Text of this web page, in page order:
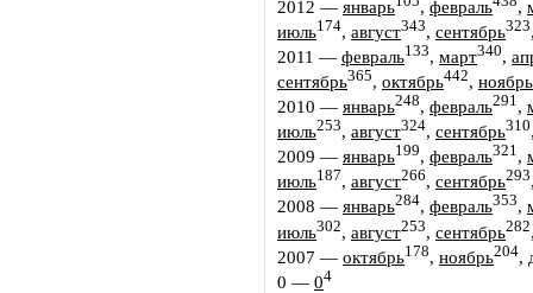
2012 — январь , февраль ,
июль174, август343, сентябрь323
2011 — февраль133, март340,
сентябрь365, октябрь442, ноябрь
2010 — январь248, февраль291,
июль253, август324, сентябрь310
2009 — январь199, февраль321,
июль187, август266, сентябрь293
2008 — январь284, февраль353,
июль302, август253, сентябрь282
2007 — октябрь178, ноябрь204,
0 — 04